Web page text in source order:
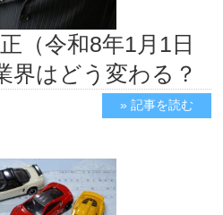
（令和8年1月1日
界はどう変わる？
» 記事を読む